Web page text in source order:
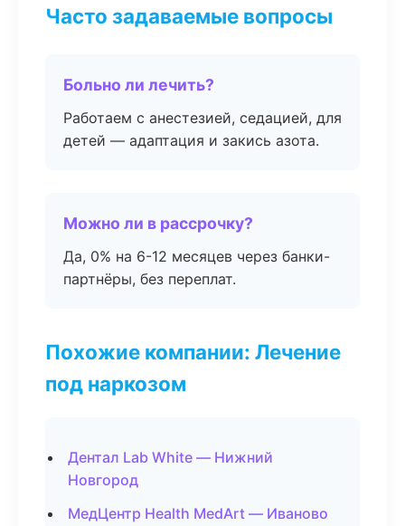
Часто задаваемые вопросы
Больно ли лечить?
Работаем с анестезией, седацией, для
детей — адаптация и закись азота.
Можно ли в рассрочку?
Да, 0% на 6-12 месяцев через банки-
партнёры, без переплат.
Похожие компании: Лечение
под наркозом
Дентал Lab White — Нижний
Новгород
МедЦентр Health MedArt — Иваново